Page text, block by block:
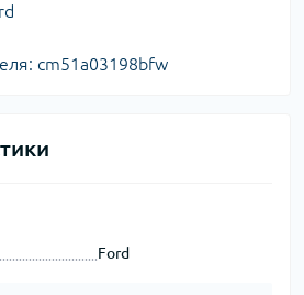
cm51a03198bfw
Ford